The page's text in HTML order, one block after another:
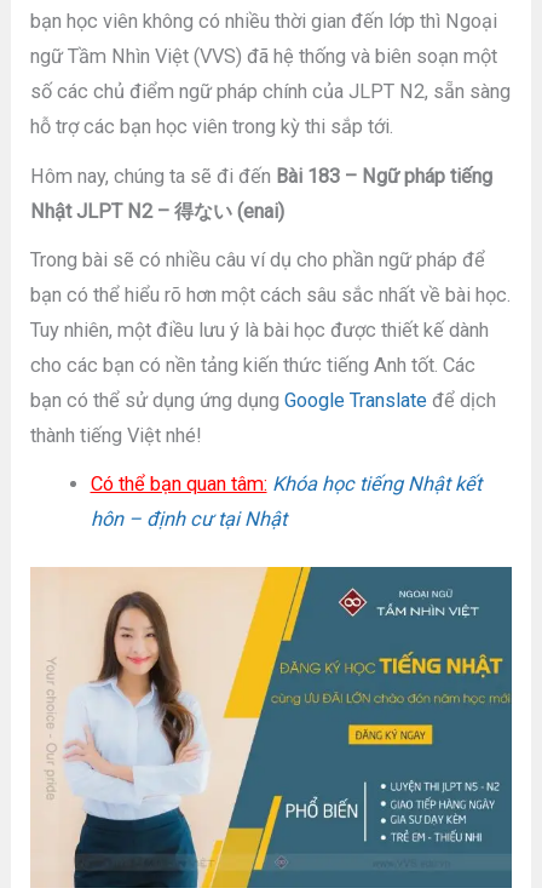
bạn học viên không có nhiều thời gian đến lớp thì Ngoại
ngữ Tầm Nhìn Việt (VVS) đã hệ thống và biên soạn một
số các chủ điểm ngữ pháp chính của JLPT N2, sẵn sàng
hỗ trợ các bạn học viên trong kỳ thi sắp tới.
Hôm nay, chúng ta sẽ đi đến Bài 183 – Ngữ pháp tiếng
Nhật JLPT N2 – 得ない (enai)
Trong bài sẽ có nhiều câu ví dụ cho phần ngữ pháp để
bạn có thể hiểu rõ hơn một cách sâu sắc nhất về bài học.
Tuy nhiên, một điều lưu ý là bài học được thiết kế dành
cho các bạn có nền tảng kiến thức tiếng Anh tốt. Các
bạn có thể sử dụng ứng dụngGoogle Translate để dịch
thành tiếng Việt nhé!
Có thể bạn quan tâm: Khóa học tiếng Nhật kết
hôn – định cư tại Nhật